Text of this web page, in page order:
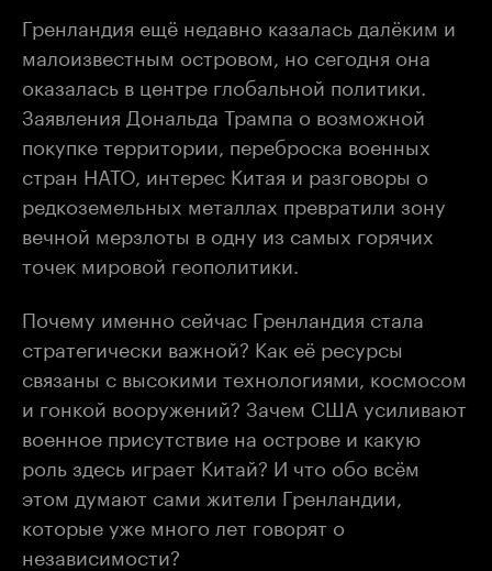
Гренландия ещё недавно казалась далёким и
малоизвестным островом, но сегодня она
оказалась в центре глобальной политики.
Заявления Дональда Трампа о возможной
покупке территории, переброска военных
стран НАТО, интерес Китая и разговоры о
редкоземельных металлах превратили зону
вечной мерзлоты в одну из самых горячих
точек мировой геополитики.
Почему именно сейчас Гренландия стала
стратегически важной? Как её ресурсы
связаны с высокими технологиями, космосом
и гонкой вооружений? Зачем США усиливают
военное присутствие на острове и какую
роль здесь играет Китай? И что обо всём
этом думают сами жители Гренландии,
которые уже много лет говорят о
независимости?